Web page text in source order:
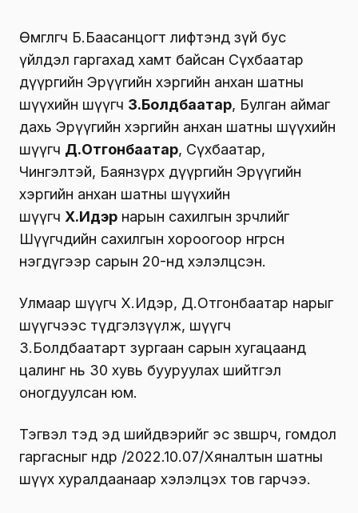
Өмгөөлөгч Б.Баасанцогт лифтэнд зүй бус
үйлдэл гаргахад хамт байсан Сүхбаатар
дүүргийн Эрүүгийн хэргийн анхан шатны
шүүхийн шүүгч З.Болдбаатар, Булган аймаг
дахь Эрүүгийн хэргийн анхан шатны шүүхийн
шүүгч Д.Отгонбаатар, Сүхбаатар,
Чингэлтэй, Баянзүрх дүүргийн Эрүүгийн
хэргийн анхан шатны шүүхийн
шүүгч Х.Идэр нарын сахилгын зөрчлийг
Шүүгчдийн сахилгын хороогоор өнгөрсөн
нэгдүгээр сарын 20-нд хэлэлцсэн.
Улмаар шүүгч Х.Идэр, Д.Отгонбаатар нарыг
шүүгчээс түдгэлзүүлж, шүүгч
З.Болдбаатарт зургаан сарын хугацаанд
цалинг нь 30 хувь бууруулах шийтгэл
оногдуулсан юм.
Тэгвэл тэд эд шийдвэрийг эс зөвшөөрч, гомдол
гаргасныг өнөөдөр /2022.10.07/Хяналтын шатны
шүүх хуралдаанаар хэлэлцэх тов гарчээ.